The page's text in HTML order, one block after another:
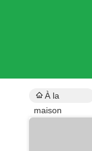
À la
maison